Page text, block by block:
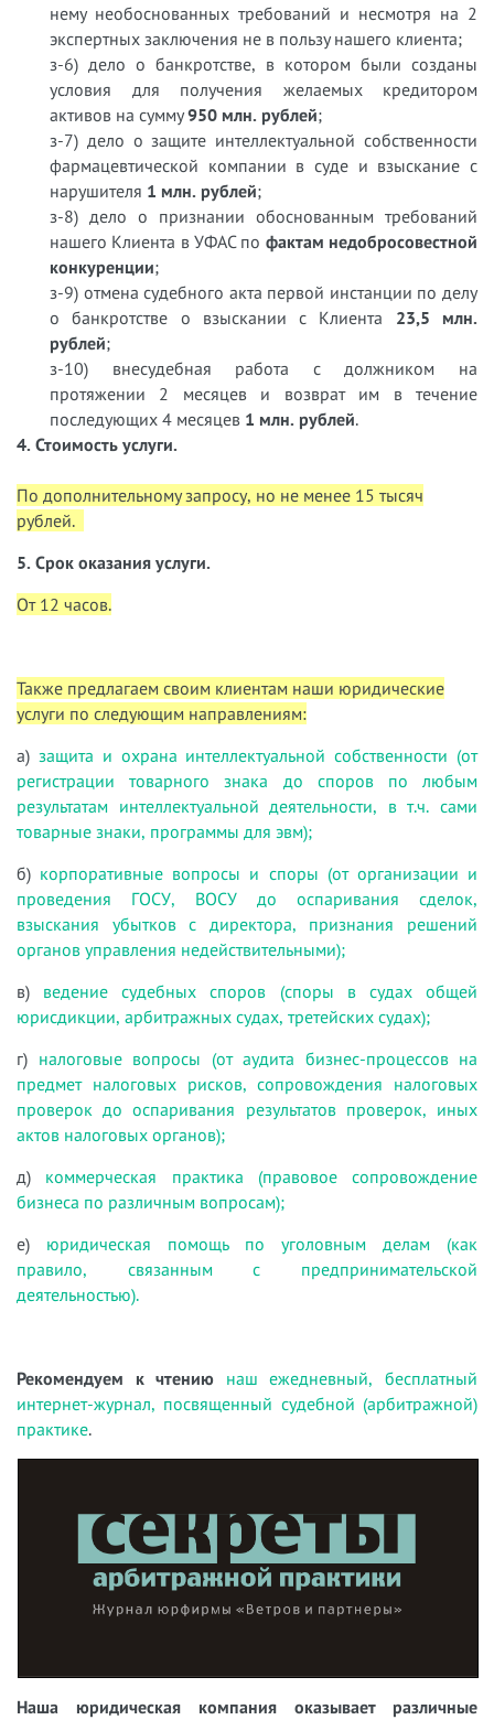
нему необоснованных требований и несмотря на 2
экспертных заключения не в пользу нашего клиента;
з-6) дело о банкротстве, в котором были созданы
условия для получения желаемых кредитором
активов на сумму950 млн. рублей;
з-7) дело о защите интеллектуальной собственности
фармацевтической компании в суде и взыскание с
нарушителя 1 млн. рублей;
з-8) дело о признании обоснованным требований
нашего Клиента в УФАС по фактам недобросовестной
конкуренции;
з-9) отмена судебного акта первой инстанции по делу
о банкротстве о взыскании с Клиента 23,5 млн.
рублей;
з-10) внесудебная работа с должником на
протяжении 2 месяцев и возврат им в течение
последующих 4 месяцев 1 млн. рублей.
4. Стоимость услуги.
По дополнительному запросу, но не менее 15 тысяч
рублей.
5. Срок оказания услуги.
От 12 часов.
Также предлагаем своим клиентам наши юридические
услуги по следующим направлениям:
а) защита и охрана интеллектуальной собственности (от
регистрации товарного знака до споров по любым
результатам интеллектуальной деятельности, в т.ч. сами
товарные знаки, программы для эвм);
б) корпоративные вопросы и споры (от организации и
проведения ГОСУ, ВОСУ до оспаривания сделок,
взыскания убытков с директора, признания решений
органов управления недействительными);
в) ведение судебных споров (споры в судах общей
юрисдикции, арбитражных судах, третейских судах);
г) налоговые вопросы (от аудита бизнес-процессов на
предмет налоговых рисков, сопровождения налоговых
проверок до оспаривания результатов проверок, иных
актов налоговых органов);
д) коммерческая практика (правовое сопровождение
бизнеса по различным вопросам);
е) юридическая помощь по уголовным делам (как
правило, связанным с предпринимательской
деятельностью).
Рекомендуем к чтению наш ежедневный, бесплатный
интернет-журнал, посвященный судебной (арбитражной)
практике.
Наша юридическая компания оказывает различные